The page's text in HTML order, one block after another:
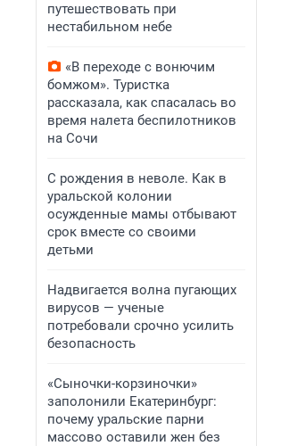
путешествовать при
нестабильном небе
«В переходе с вонючим
бомжом». Туристка
рассказала, как спасалась во
время налета беспилотников
на Сочи
С рождения в неволе. Как в
уральской колонии
осужденные мамы отбывают
срок вместе со своими
детьми
Надвигается волна пугающих
вирусов — ученые
потребовали срочно усилить
безопасность
«Сыночки-корзиночки»
заполонили Екатеринбург:
почему уральские парни
массово оставили жен без